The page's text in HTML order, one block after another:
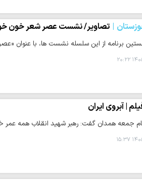
تصاویر/ نشست عصر شعر خون
برنامه از این سلسله نشست ها، با عنوان
| آبروی ایران
جمعه همدان گفت: رهبر شهید انقلاب همه عمر